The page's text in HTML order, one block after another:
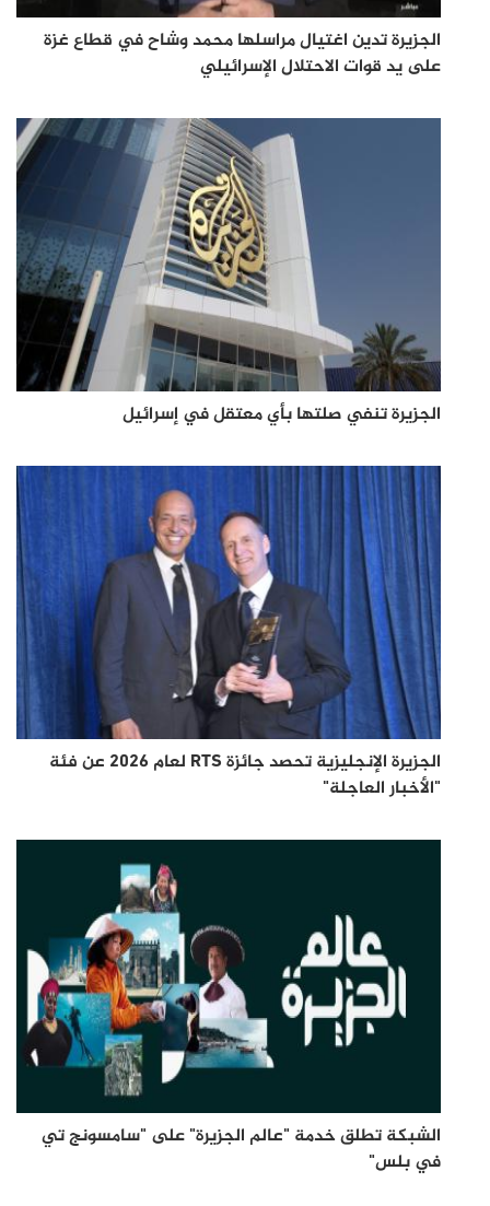
الجزيرة تدين اغتيال مراسلها محمد وشاح في قطاع غزة
على يد قوات الاحتلال الإسرائيلي
الجزيرة تنفي صلتها بأي معتقل في إسرائيل
الجزيرة الإنجليزية تحصد جائزة RTS لعام 2026 عن فئة
"الأخبار العاجلة"
الشبكة تطلق خدمة "عالم الجزيرة" على "سامسونج تي
في بلس"